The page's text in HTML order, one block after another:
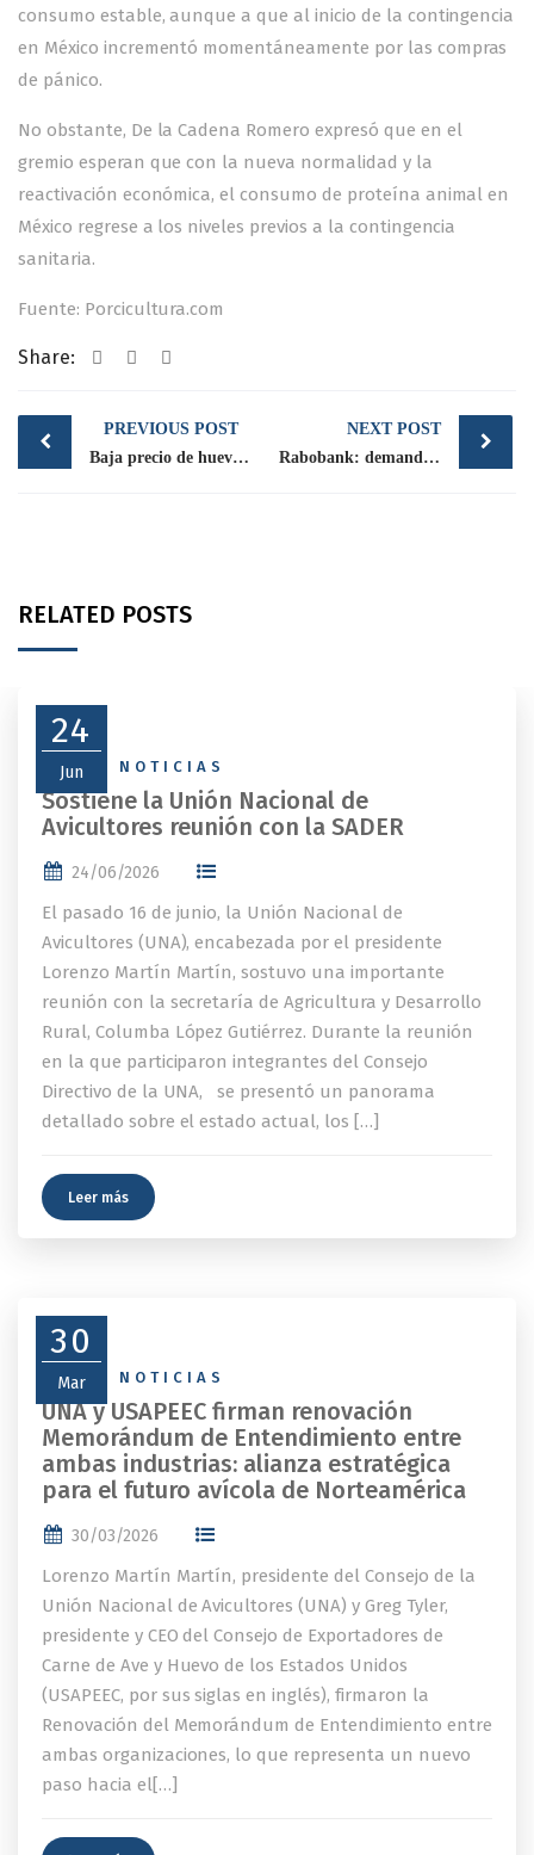
consumo estable, aunque a que al inicio de la contingencia
en México incrementó momentáneamente por las compras
de pánico.
No obstante, De la Cadena Romero expresó que en el
gremio esperan que con la nueva normalidad y la
reactivación económica, el consumo de proteína animal en
México regrese a los niveles previos a la contingencia
sanitaria.
Fuente: Porcicultura.com
Share:
Post
navigation
PREVIOUS POST
Baja precio de huevo y pollo en México: Profeco
NEXT POST
Rabobank: demanda avícola mejoraría en segundo semestre 2020
RELATED POSTS
24
Jun
NEWS NOTICIAS
Sostiene la Unión Nacional de
Avicultores reunión con la SADER
24/06/2026
El pasado 16 de junio, la Unión Nacional de
Avicultores (UNA), encabezada por el presidente
Lorenzo Martín Martín, sostuvo una importante
reunión con la secretaría de Agricultura y Desarrollo
Rural, Columba López Gutiérrez. Durante la reunión
en la que participaron integrantes del Consejo
Directivo de la UNA, se presentó un panorama
detallado sobre el estado actual, los […]
Leer más
30
Mar
NEWS NOTICIAS
UNA y USAPEEC firman renovación
Memorándum de Entendimiento entre
ambas industrias: alianza estratégica
para el futuro avícola de Norteamérica
30/03/2026
Lorenzo Martín Martín, presidente del Consejo de la
Unión Nacional de Avicultores (UNA) y Greg Tyler,
presidente y CEO del Consejo de Exportadores de
Carne de Ave y Huevo de los Estados Unidos
(USAPEEC, por sus siglas en inglés), firmaron la
Renovación del Memorándum de Entendimiento entre
ambas organizaciones, lo que representa un nuevo
paso hacia el[…]